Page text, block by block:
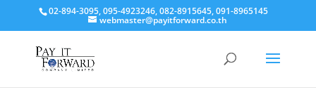
02-894-3095, 095-4923246, 082-8915645, 091-8965145
webmaster@payitforward.co.th